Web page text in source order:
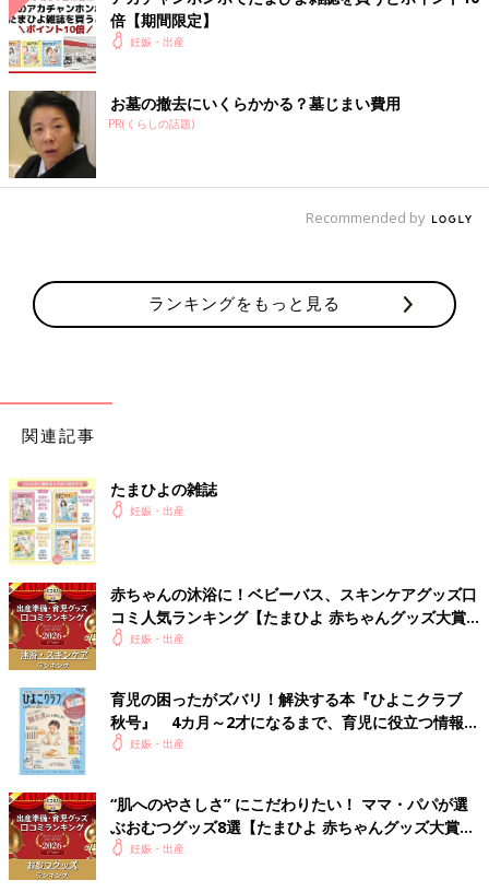
倍【期間限定】
妊娠・出産
お墓の撤去にいくらかかる？墓じまい費用
PR(くらしの話題)
Recommended by
ランキングをもっと見る
関連記事
たまひよの雑誌
妊娠・出産
赤ちゃんの沐浴に！ベビーバス、スキンケアグッズ口
コミ人気ランキング【たまひよ 赤ちゃんグッズ大賞
2026】
妊娠・出産
育児の困ったがズバリ！解決する本『ひよこクラブ
秋号』 4カ月～2才になるまで、育児に役立つ情報が
いっぱい！
妊娠・出産
“肌へのやさしさ” にこだわりたい！ ママ・パパが選
ぶおむつグッズ8選【たまひよ 赤ちゃんグッズ大賞
2026】
妊娠・出産